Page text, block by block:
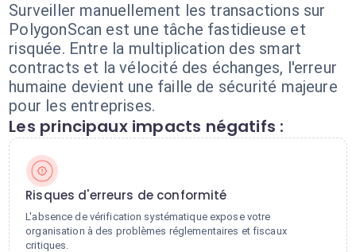
Surveiller manuellement les transactions sur
PolygonScan est une tâche fastidieuse et
risquée. Entre la multiplication des smart
contracts et la vélocité des échanges, l'erreur
humaine devient une faille de sécurité majeure
pour les entreprises.
Les principaux impacts négatifs :
Risques d'erreurs de conformité
L'absence de vérification systématique expose votre
organisation à des problèmes réglementaires et fiscaux
critiques.